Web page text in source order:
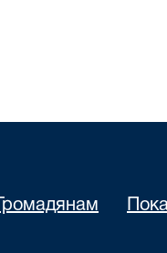
Громадянам